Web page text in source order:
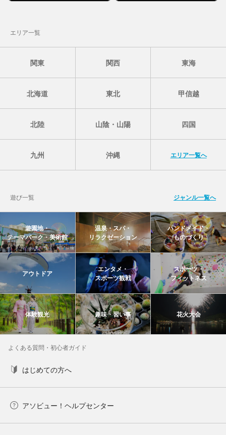
エリア一覧
関東 関西 東海
北海道 東北 甲信越
北陸 山陰・山陽 四国
九州 沖縄 エリア一覧へ
遊び一覧 ジャンル一覧へ
遊園地・
テーマパーク・美術館
温泉・スパ・
リラクゼーション
ハンドメイド・
ものづくり
アウトドア
エンタメ・
スポーツ観戦
スポーツ・
フィットネス
体験観光 趣味・習い事 花火大会
よくある質問・初心者ガイド
はじめての方へ
アソビュー！ヘルプセンター